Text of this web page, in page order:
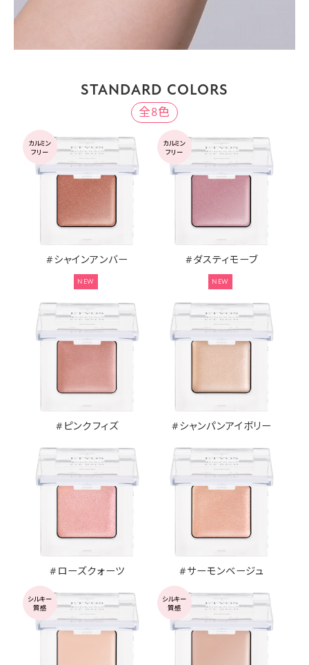
STANDARD COLORS
全8色
カルミン
フリー
#シャインアンバー
NEW
カルミン
フリー
#ダスティモーブ
NEW
#ピンクフィズ #シャンパンアイボリー
#ローズクォーツ #サーモンベージュ
シルキー
質感
シルキー
質感